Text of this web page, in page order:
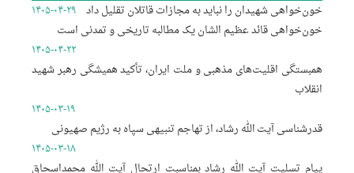
خون‌خواهی شهیدان را نباید به مجازات قاتلان تقلیل داد ۱۴۰۵-۰۴-۲۹
خون‌خواهی قائد عظیم الشان یک مطالبه تاریخی و تمدنی است
۱۴۰۵-۰۴-۲۲
همبستگی اقلیت‌های مذهبی و ملت ایران، تأکید همیشگی رهبر شهید
انقلاب
۱۴۰۵-۰۳-۱۹
قدرشناسی آیت الله رشاد، از تهاجم تنبیهی سپاه به رژیم صهیونی
۱۴۰۵-۰۳-۱۸
پیام تسلیت آیت الله رشاد بمناسبت ارتحال آیت الله محمداسحاق